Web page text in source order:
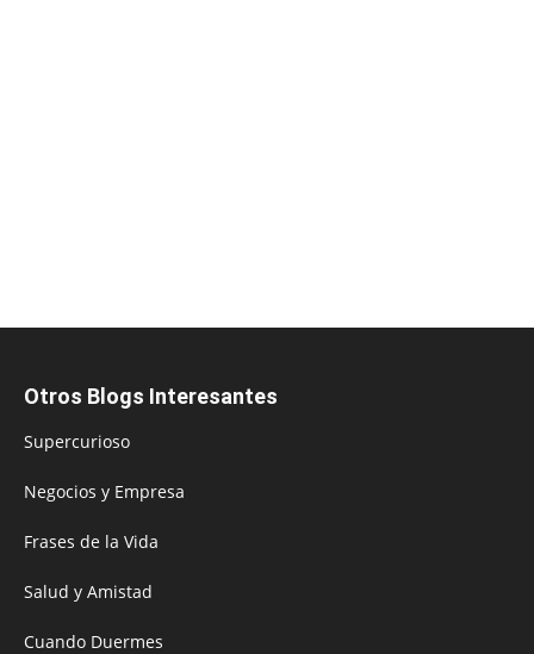
Otros Blogs Interesantes
Supercurioso
Negocios y Empresa
Frases de la Vida
Salud y Amistad
Cuando Duermes